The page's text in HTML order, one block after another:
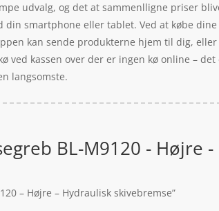
udvalg, og det at sammenlligne priser
smartphone eller tablet. Ved at købe
kan sende produkterne hjem til dig,
ved kassen over der er ingen kø online –
langsomste.
BL-M9120 - Højre
– Højre – Hydraulisk skivebremse”